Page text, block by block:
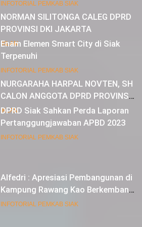
NORMAN SILITONGA CALEG DPRD
PROVINSI DKI JAKARTA
IKLAN
NURGARAHA HARPAL NOVTEN, SH
CALON ANGGOTA DPRD PROVINSI
DKI JAKARTA
IKLAN
INFOTORIAL PEMKAB SIAK
Enam Elemen Smart City di Siak
Terpenuhi
INFOTORIAL PEMKAB SIAK
DPRD Siak Sahkan Perda Laporan
Pertanggungjawaban APBD 2023
INFOTORIAL PEMKAB SIAK
Alfedri : Apresiasi Pembangunan di
Kampung Rawang Kao Berkembang
Pesat
INFOTORIAL PEMKAB SIAK